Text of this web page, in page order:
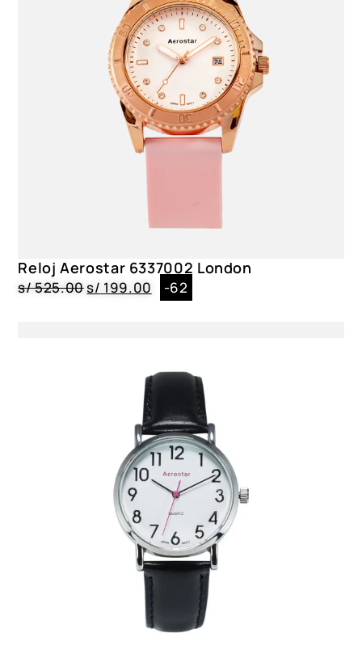
Reloj Aerostar 6337002 London
s/525.00s/ 199.00 -62